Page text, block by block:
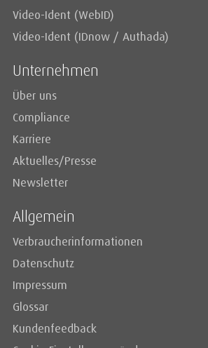
Video-Ident (WebID)
Video-Ident (IDnow / Authada)
Unternehmen
Über uns
Compliance
Karriere
Aktuelles/Presse
Newsletter
Allgemein
Verbraucherinformationen
Datenschutz
Impressum
Glossar
Kundenfeedback